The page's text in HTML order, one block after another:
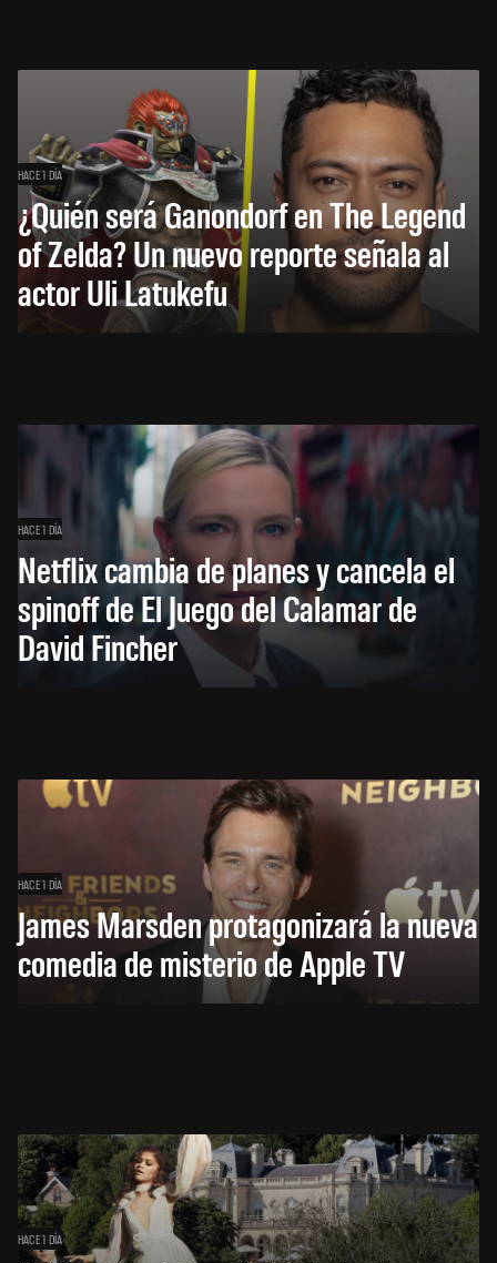
HACE 1 DÍA
¿Quién será Ganondorf en The Legend
of Zelda? Un nuevo reporte señala al
actor Uli Latukefu
HACE 1 DÍA
Netflix cambia de planes y cancela el
spinoff de El Juego del Calamar de
David Fincher
HACE 1 DÍA
James Marsden protagonizará la nueva
comedia de misterio de Apple TV
HACE 1 DÍA